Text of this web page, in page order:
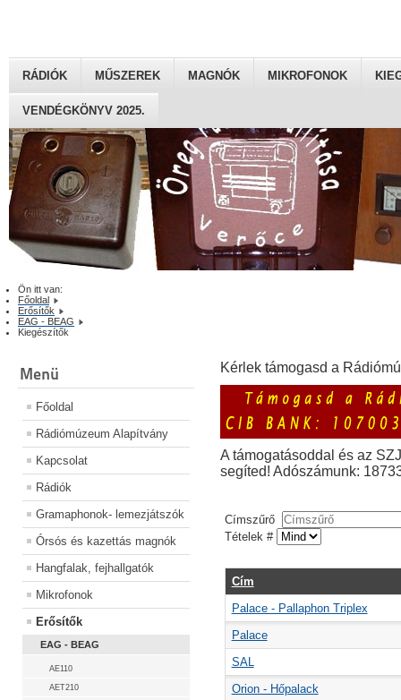
RÁDIÓK MŰSZEREK MAGNÓK MIKROFONOK
VENDÉGKÖNYV 2025.
Ön itt van:
Főoldal
Erősítők
EAG - BEAG
Kiegészítők
Menü
Főoldal
Rádiómúzeum Alapítvány
Kapcsolat
Rádiók
Gramaphonok- lemezjátszók
Órsós és kazettás magnók
Hangfalak, fejhallgatók
Mikrofonok
Erősítők
EAG - BEAG
AE110
AET210
Kérlek támogasd a
A támogatásoddal és az
segíted! Adószámunk:
Címszűrő
Tételek #
Cím
Palace - Pallaphon Triplex
Palace
SAL
Orion - Hőpalack